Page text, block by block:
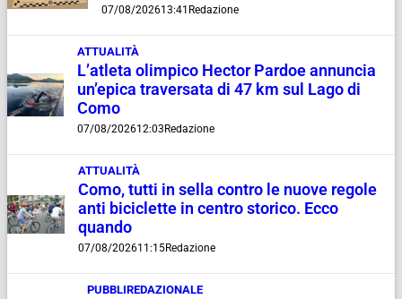
07/08/202613:41 Redazione
ATTUALITÀ
L’atleta olimpico Hector Pardoe annuncia
un’epica traversata di 47 km sul Lago di
Como
07/08/202612:03 Redazione
ATTUALITÀ
Como, tutti in sella contro le nuove regole
anti biciclette in centro storico. Ecco
quando
07/08/202611:15Redazione
PUBBLIREDAZIONALE